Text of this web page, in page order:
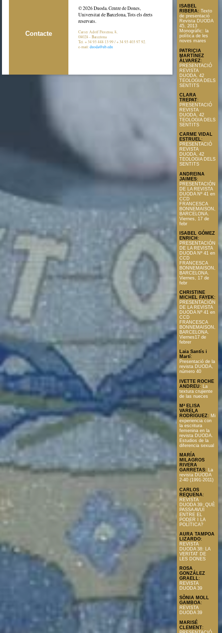
Contacte
© 2026 Duoda. Centre de Dones,
Universitat de Barcelona, Tots els drets
reservats.
Carrer Adolf Florensa, 8,
08028 - Barcelona
Tel. + 34 93 448 13 99 / + 34 93 403 97 92.
e-mail:duoda@ub.edu
ISABEL
RIBERA: Texto
de presentació
Revista DUODA
45, 2013
Monogràfic: la
política de les
noves mares
PATRICIA
MARTÍNEZ
ÀLVAREZ:
PRESENTACIÓ
REVISTA
DUODA, 42
TEOLOGIA DELS
SENTITS
CLARA
TREPAT:
PRESENTACIÓ
REVISTA
DUODA, 42
TEOLOGIA DELS
SENTITS
CARME VIDAL
ESTRUEL:
PRESENTACIÓ
REVISTA
DUODA, 42
TEOLOGIA DELS
SENTITS
ANDREINA
JAIMES:
PRESENTACIÓN
DE LA REVISTA
DUODA Nº 41 en
CCD
FRANCESCA
BONNEMAISON,
BARCELONA.
Viernes, 17 de
febr
ISABEL GÓMEZ
ENRICH :
PRESENTACIÓN
DE LA REVISTA
DUODA Nº 41 en
CCD
FRANCESCA
BONNEMAISON,
BARCELONA.
Viernes, 17 de
febr
CHRISTINE
MICHEL FAYEK:
PRESENTACIÓN
DE LA REVISTA
DUODA Nº 41 en
CCD
FRANCESCA
BONNEMAISON,
BARCELONA.
Viernes17 de
febrer
Laia Santís i
Martí:
Presentació de la
revista DUODA,
número 40
IVETTE ROCHE
ANDREU:
La
textura crujiente
de las nueces
Mª ELISA
VARELA
RODRÍGUEZ: Mi
experiencia con
la escritura
femenina en la
revista DUODA.
Estudios de la
diferencia sexual
MARÍA
MILAGROS
RIVERA
GARRETAS: La
revista DUODA
2-40 (1991-2011)
CARLOS
REQUENA:
REVISTA
DUODA 39: QUÈ
PASSA AVUÍ
ENTRE EL
PODER I LA
POLÍTICA?
AURA TAMPOA
LIZARDO:
REVISTA
DUODA 38: LA
VERITAT DE
LES DONES
ROSA
GONZÁLEZ
GRAELL:
REVISTA
DUODA 39
SÒNIA MOLL
GAMBOA:
REVISTA
DUODA 39
MARISÉ
CLEMENT: